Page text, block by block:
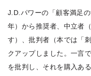
J.D.パワーの「顧客満足
年）から推奨者、中立者
す）、批判者（本では「
クアップしました。一言
を批判し、それを購入あ